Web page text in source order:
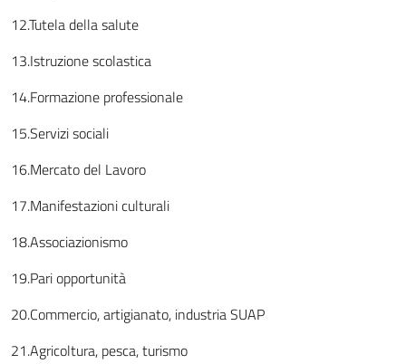
12.Tutela della salute
13.Istruzione scolastica
14.Formazione professionale
15.Servizi sociali
16.Mercato del Lavoro
17.Manifestazioni culturali
18.Associazionismo
19.Pari opportunità
20.Commercio, artigianato, industria SUAP
21.Agricoltura, pesca, turismo